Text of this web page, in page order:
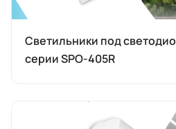
Светильники под
серии SPO-405R